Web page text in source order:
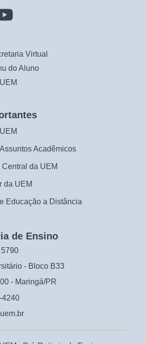
Virtual
do Aluno
Acadêmicos
da UEM
da UEM
Educação a Distância
de Ensino
- Bloco B33
- Maringá/PR
4240